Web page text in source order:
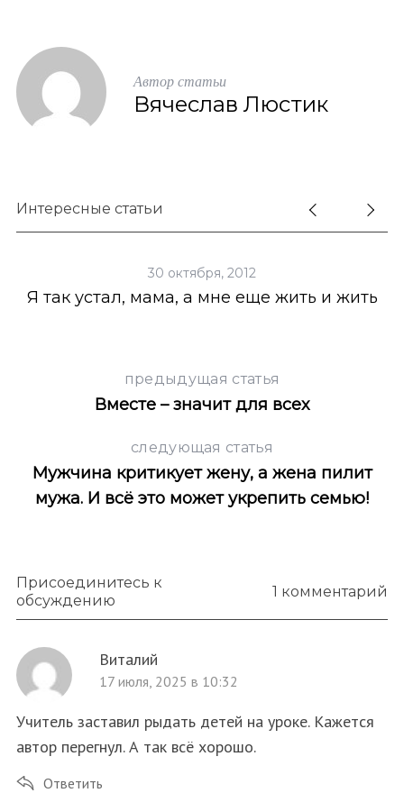
Автор статьи
Вячеслав Люстик
Интересные статьи
30 октября, 2012
Я так устал, мама, а мне еще жить и жить
предыдущая статья
Вместе – значит для всех
следующая статья
Мужчина критикует жену, а жена пилит
мужа. И всё это может укрепить семью!
Присоединитесь к
обсуждению
1 комментарий
Виталий
17 июля, 2025 в 10:32
Учитель заставил рыдать детей на уроке. Кажется
автор перегнул. А так всё хорошо.
Ответить